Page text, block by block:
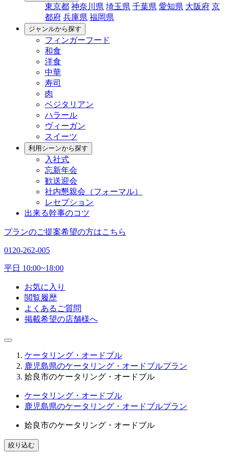
東京都 神奈川県 埼玉県 千葉県 愛知県 大阪府 京
都府 兵庫県 福岡県
ジャンルから探す
フィンガーフード
和食
洋食
中華
寿司
肉
ベジタリアン
ハラール
ヴィーガン
スイーツ
利用シーンから探す
入社式
忘新年会
歓送迎会
社内懇親会（フォーマル）
レセプション
出来る幹事のコツ
プランのご提案希望の方はこちら
0120-262-005
平日 10:00~18:00
お気に入り
閲覧履歴
よくあるご質問
掲載希望の店舗様へ
ケータリング・オードブル
鹿児島県のケータリング・オードブルプラン
姶良市のケータリング・オードブル
ケータリング・オードブル
鹿児島県のケータリング・オードブルプラン
姶良市のケータリング・オードブル
絞り込む